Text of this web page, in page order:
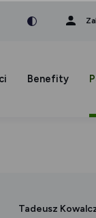
czcionkaczcionka
Benefity
Tadeusz